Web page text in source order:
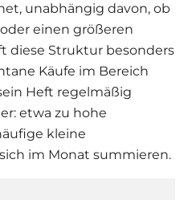
unabhängig davon, ob
einen größeren
diese Struktur besonders
Käufe im Bereich
Heft regelmäßig
etwa zu hohe
kleine
im Monat summieren.